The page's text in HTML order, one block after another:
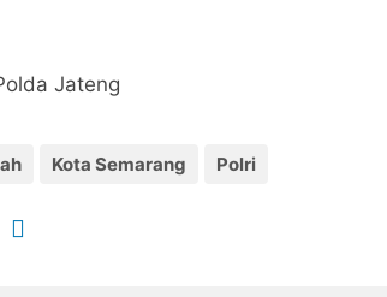
Jateng
Kota Semarang Polri